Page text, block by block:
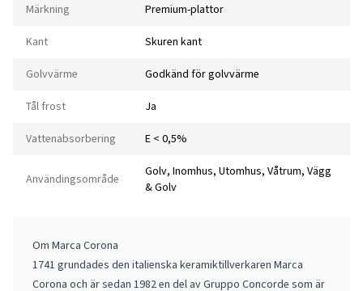
Märkning Premium-plattor
Kant Skuren kant
Golvvärme Godkänd för golvvärme
Tål frost Ja
Vattenabsorbering E < 0,5%
Användingsområde
Golv, Inomhus, Utomhus, Våtrum, Vägg
& Golv
Om Marca Corona
1741 grundades den italienska keramiktillverkaren Marca
Corona och är sedan 1982 en del av Gruppo Concorde som är